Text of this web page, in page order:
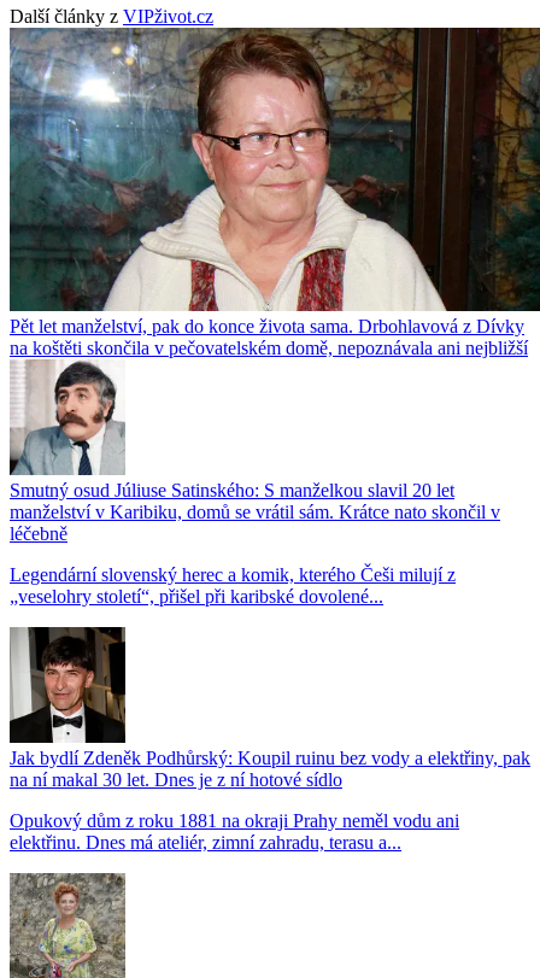
Další články z VIPživot.cz
Pět let manželství, pak do konce života sama. Drbohlavová z Dívky
na koštěti skončila v pečovatelském domě, nepoznávala ani nejbližší
Smutný osud Júliuse Satinského: S manželkou slavil 20 let
manželství v Karibiku, domů se vrátil sám. Krátce nato skončil v
léčebně
Legendární slovenský herec a komik, kterého Češi milují z
„veselohry století“, přišel při karibské dovolené...
Jak bydlí Zdeněk Podhůrský: Koupil ruinu bez vody a elektřiny, pak
na ní makal 30 let. Dnes je z ní hotové sídlo
Opukový dům z roku 1881 na okraji Prahy neměl vodu ani
elektřinu. Dnes má ateliér, zimní zahradu, terasu a...